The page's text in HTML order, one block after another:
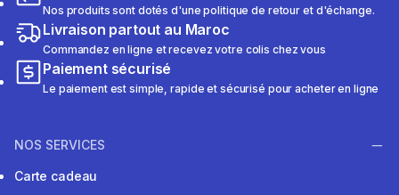
Nos produits sont dotés d'une politique de retour et d'échange.
Livraison partout au Maroc
Commandez en ligne et recevez votre colis chez vous
Paiement sécurisé
Le paiement est simple, rapide et sécurisé pour acheter en ligne
NOS SERVICES
Carte cadeau